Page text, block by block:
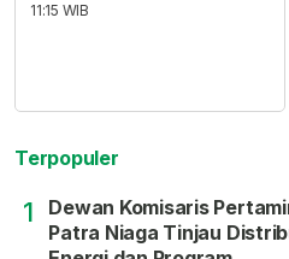
11:15 WIB
Terpopuler
1
Dewan Komisaris
Patra Niaga Tinjau